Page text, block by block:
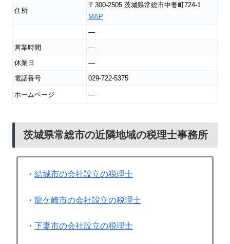
住所
〒300-2505 茨城県常総市中妻町724-1
MAP
―
営業時間
―
休業日
―
電話番号
029-722-5375
ホームページ ―
茨城県常総市の近隣地域の税理士事務所
・ 結城市の会社設立の税理士
・ 龍ケ崎市の会社設立の税理士
・ 下妻市の会社設立の税理士